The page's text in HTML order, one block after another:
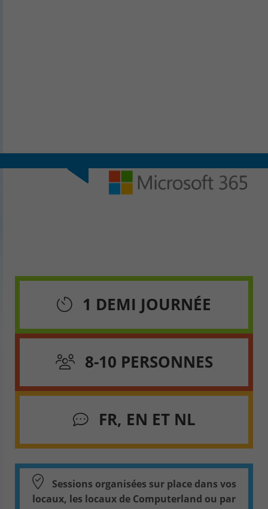
1 DEMI JOURNÉE
8-10 PERSONNES
FR, EN ET NL
Sessions organisées sur place dans vos
locaux, les locaux de Computerland ou par